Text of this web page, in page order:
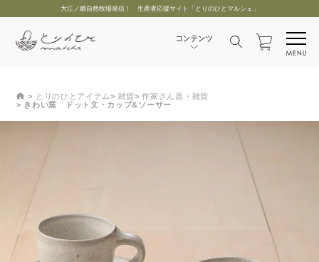
大江ノ郷自然牧場発信！ 生産者応援サイト「とりのひとマルシェ」
とりのひとアイテム 雑貨
作家さん器・雑貨
きわい窯 ドット文・カップ&ソーサー